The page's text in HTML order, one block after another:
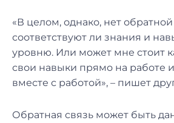
«В целом, однако, нет
соответствуют ли знания и
уровню. Или может мне стоит
свои навыки прямо на работе
вместе с работой», – пишет
Обратная связь может быть